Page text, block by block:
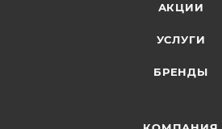
АКЦИИ
УСЛУГИ
БРЕНДЫ